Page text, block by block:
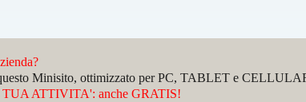
Minisito, ottimizzato per PC, TABLET e
ATTIVITA': anche GRATIS!